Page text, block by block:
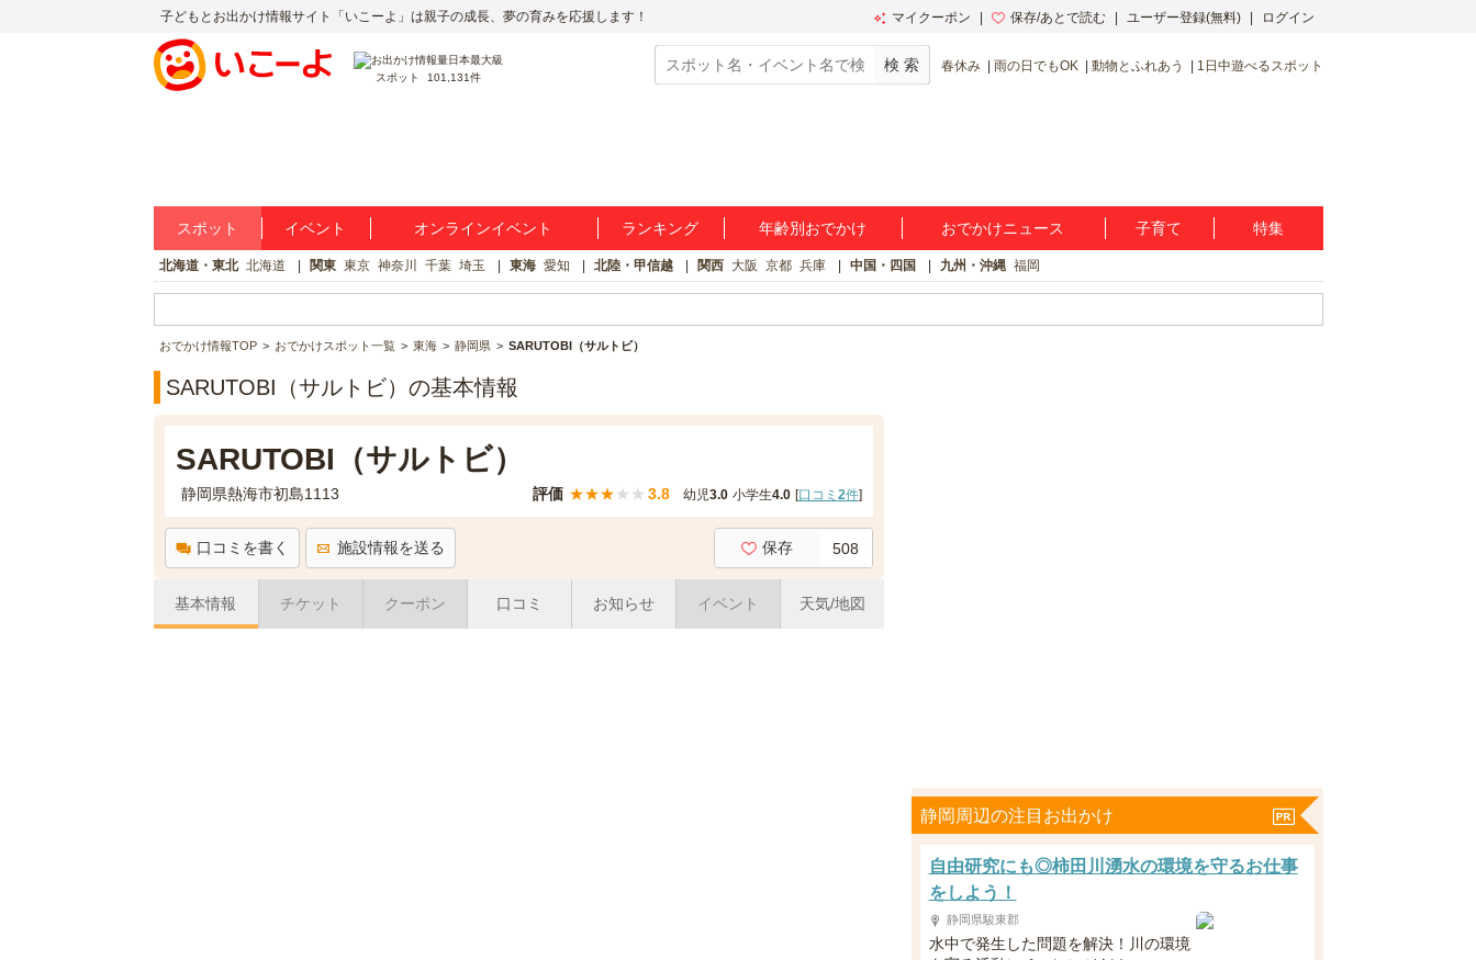
子どもとお出かけ情報サイト「いこーよ」は親子の成長、夢の育みを応援します！ マイクーポン 保存/あとで読む ユーザー登録(無料) ログイン
スポット 101,131件
春休み 雨の日でもOK 動物とふれあう 1日中遊べるスポット
スポット イベント オンラインイベント ランキング 年齢別おでかけ おでかけニュース 子育て 特集
北海道・東北 北海道 関東 東京 神奈川 千葉 埼玉 東海 愛知 北陸・甲信越 関西 大阪 京都 兵庫 中国・四国 九州・沖縄 福岡
おでかけ情報TOP おでかけスポット一覧 東海 静岡県 SARUTOBI（サルトビ）
SARUTOBI（サルトビ）の基本情報
SARUTOBI（サルトビ）
静岡県熱海市初島1113 評価 ★★★★ ★ 3.8 幼児3.0 小学生4.0 [口コミ 2件]
口コミを書く 施設情報を送る 保存 508
基本情報 チケット クーポン 口コミ お知らせ イベント 天気/地図
静岡周辺の注目お出かけ
自由研究にも◎柿田川湧水の環境を守るお仕事
をしよう！
静岡県駿東郡
水中で発生した問題を解決！川の環境